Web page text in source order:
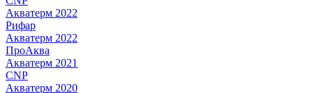
Акватерм 2022
Рифар
Акватерм 2022
ПроАква
Акватерм 2021
CNP
Акватерм 2020